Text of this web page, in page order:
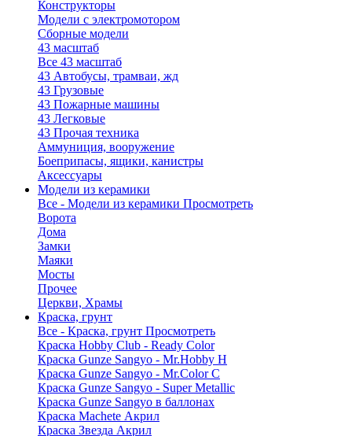
Конструкторы
Модели с электромотором
Сборные модели
43 масштаб
Все 43 масштаб
43 Автобусы, трамваи, жд
43 Грузовые
43 Пожарные машины
43 Легковые
43 Прочая техника
Аммуниция, вооружение
Боеприпасы, ящики, канистры
Аксессуары
Модели из керамики
Все - Модели из керамики Просмотреть
Ворота
Дома
Замки
Маяки
Мосты
Прочее
Церкви, Храмы
Краска, грунт
Все - Краска, грунт Просмотреть
Краска Hobby Club - Ready Color
Краска Gunze Sangyo - Mr.Hobby H
Краска Gunze Sangyo - Mr.Color C
Краска Gunze Sangyo - Super Metallic
Краска Gunze Sangyo в баллонах
Краска Machete Акрил
Краска Звезда Акрил